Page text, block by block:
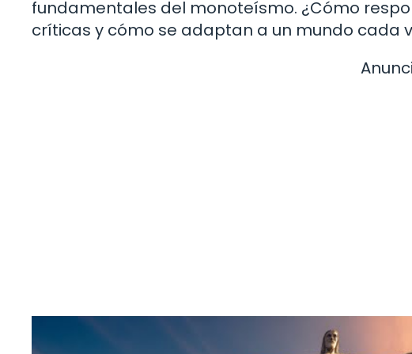
fundamentales del monoteísmo. ¿Cómo
críticas y cómo se adaptan a un mundo cada